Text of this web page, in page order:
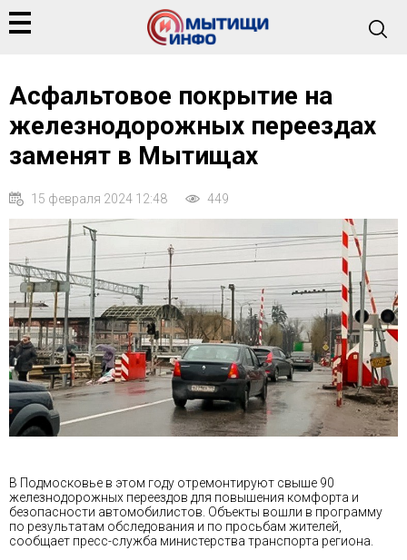
Асфальтовое покрытие на
железнодорожных переездах
заменят в Мытищах
15 февраля 2024 12:48 449
В Подмосковье в этом году отремонтируют свыше 90
железнодорожных переездов для повышения комфорта и
безопасности автомобилистов. Объекты вошли в программу
по результатам обследования и по просьбам жителей,
сообщает пресс-служба министерства транспорта региона.